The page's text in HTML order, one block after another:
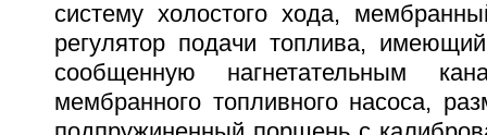
систему холостого хода,
регулятор подачи топлива,
сообщенную нагнетательным
мембранного топливного насоса,